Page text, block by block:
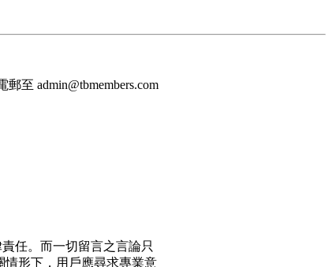
至 admin@tbmembers.com
任。而一切留言之言論只
形下，用戶應尋求專業意